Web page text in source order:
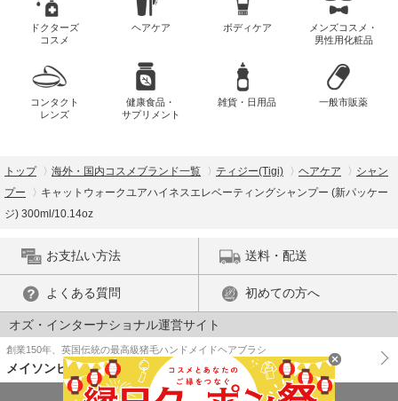
ドクターズ
コスメ
ヘアケア ボディケア
メンズコスメ・
男性用化粧品
コンタクト
レンズ
健康食品・
サプリメント
雑貨・日用品 一般市販薬
トップ 海外・国内コスメブランド一覧 ティジー(Tigi) ヘアケア
シャン
プー
キャットウォークユアハイネスエレベーティングシャンプー (新パッケー
ジ) 300ml/10.14oz
お支払い方法 送料・配送
よくある質問 初めての方へ
オズ・インターナショナル運営サイト
創業150年、英国伝統の最高級猪毛ハンドメイドヘアブラシ
メイソンピアソン